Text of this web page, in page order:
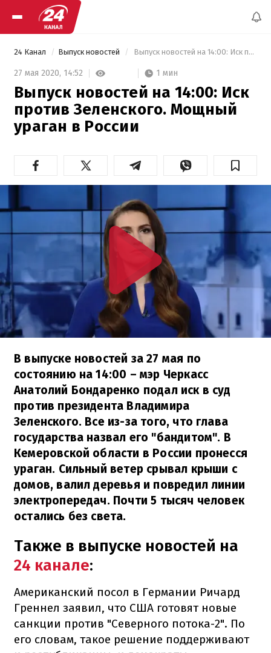
24 Канал Выпуск новостей Выпуск новостей на 14:00: Иск против Зеленского. Мощный ураган в России
27 мая 2020, 14:52 1 мин
Выпуск новостей на 14:00: Иск
против Зеленского. Мощный
ураган в России
В выпуске новостей за 27 мая по
состоянию на 14:00 – мэр Черкасс
Анатолий Бондаренко подал иск в суд
против президента Владимира
Зеленского. Все из-за того, что глава
государства назвал его "бандитом". В
Кемеровской области в России пронесся
ураган. Сильный ветер срывал крыши с
домов, валил деревья и повредил линии
электропередач. Почти 5 тысяч человек
остались без света.
Также в выпуске новостей на
24 канале:
Американский посол в Германии Ричард
Греннел заявил, что США готовят новые
санкции против "Северного потока-2". По
его словам, такое решение поддерживают